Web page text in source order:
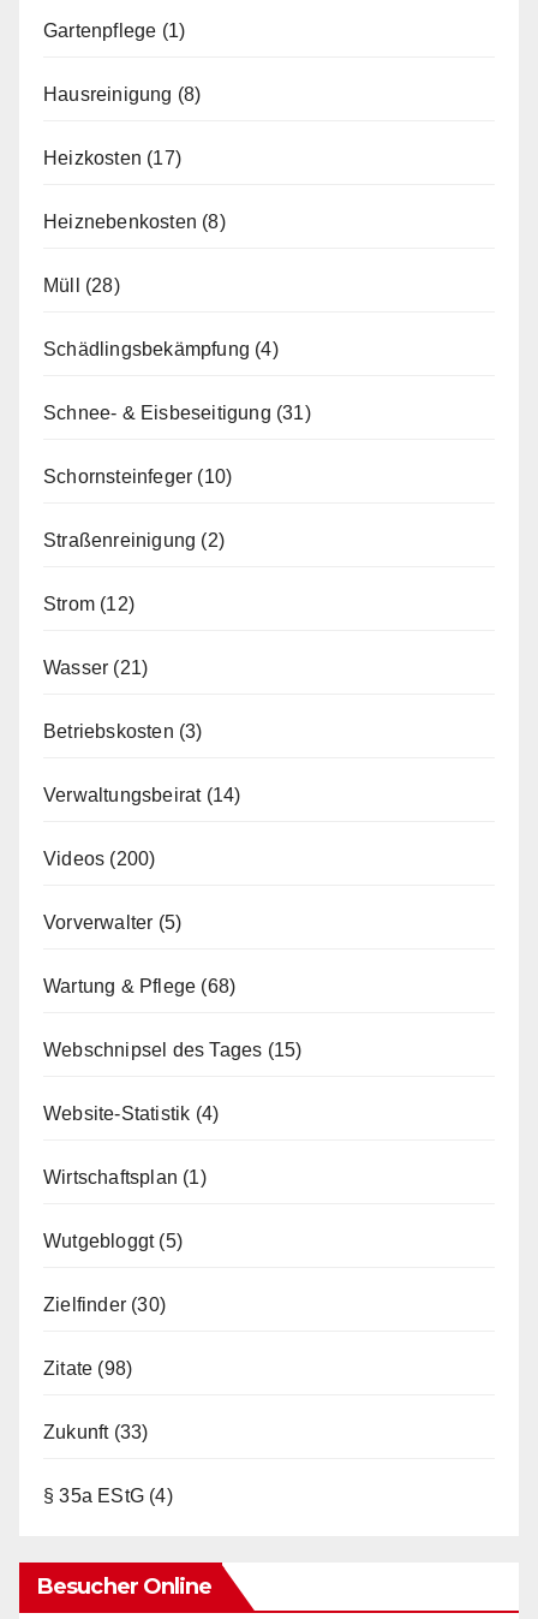
Gartenpflege (1)
Hausreinigung (8)
Heizkosten (17)
Heiznebenkosten (8)
Müll (28)
Schädlingsbekämpfung (4)
Schnee- & Eisbeseitigung (31)
Schornsteinfeger (10)
Straßenreinigung (2)
Strom (12)
Wasser (21)
Betriebskosten (3)
Verwaltungsbeirat(14)
Videos (200)
Vorverwalter (5)
Wartung & Pflege (68)
Webschnipsel des Tages (15)
Website-Statistik (4)
Wirtschaftsplan (1)
Wutgebloggt(5)
Zielfinder (30)
Zitate (98)
Zukunft(33)
§ 35a EStG (4)
Besucher Online